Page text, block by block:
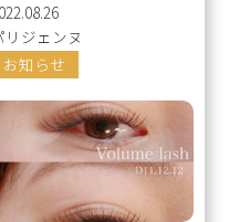
リジェンヌ
お知らせ